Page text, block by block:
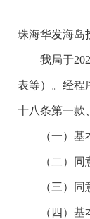
珠海华发海岛
我局于2025
表等）。经程
十八条第一款
（一）基本
（二）同意
（三）同意
（四）基本